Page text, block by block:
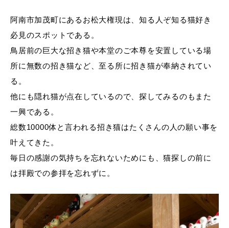
阿南市加茂町にあるお松大権現は、知る人ぞ知る猫好き
必見のスポットである。
鳥居前の巨大な招き猫や本堂のご本尊を安置している場
所に無数の招き猫など、至る所に招き猫が奉納されてい
る。
他にも隠れ猫が点在しているので、探してみるのもまた
一興である。
総数10000体と言われる招き猫はたくさんの人の願い事を
叶えてきた。
毎日の感謝の気持ちを忘れないためにも、猫探しの前に
は拝殿での参拝を忘れずに。